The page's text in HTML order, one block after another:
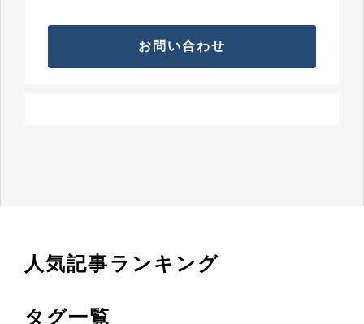
お問い合わせ
人気記事ランキング
タグ一覧